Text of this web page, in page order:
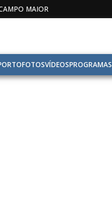
MAIOR
FOTOSVÍDEOSPROGRAMAS